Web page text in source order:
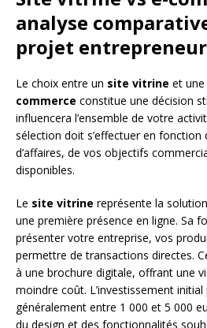
analyse
projet
Le choix entre un site vitrine et une
commerce constitue une décision
influencera l’ensemble de votre
sélection doit s’effectuer en fonction
d’affaires, de vos objectifs
disponibles.
Le site vitrine représente la
une première présence en ligne. Sa
présenter votre entreprise, vos
permettre de transactions directes.
à une brochure digitale, offrant une
moindre coût. L’investissement
généralement entre 1 000 et 5 000
du design et des fonctionnalités